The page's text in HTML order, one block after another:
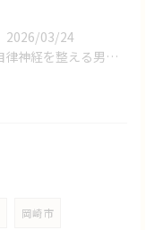
2026/03/24
自律神経を整える男性オイルマッサージ
岡崎市